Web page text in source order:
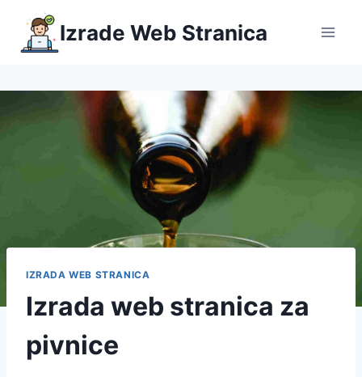
content
Izrade Web Stranica
IZRADA WEB STRANICA
Izrada web stranica za
pivnice